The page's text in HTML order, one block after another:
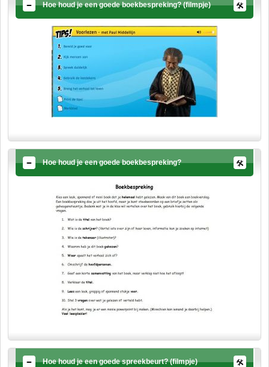
Hoe houd je een goede boekbespreking? (filmpje)
Hoe houd je een goede boekbespreking?
Hoe houd je een goede spreekbeurt? (filmpje)